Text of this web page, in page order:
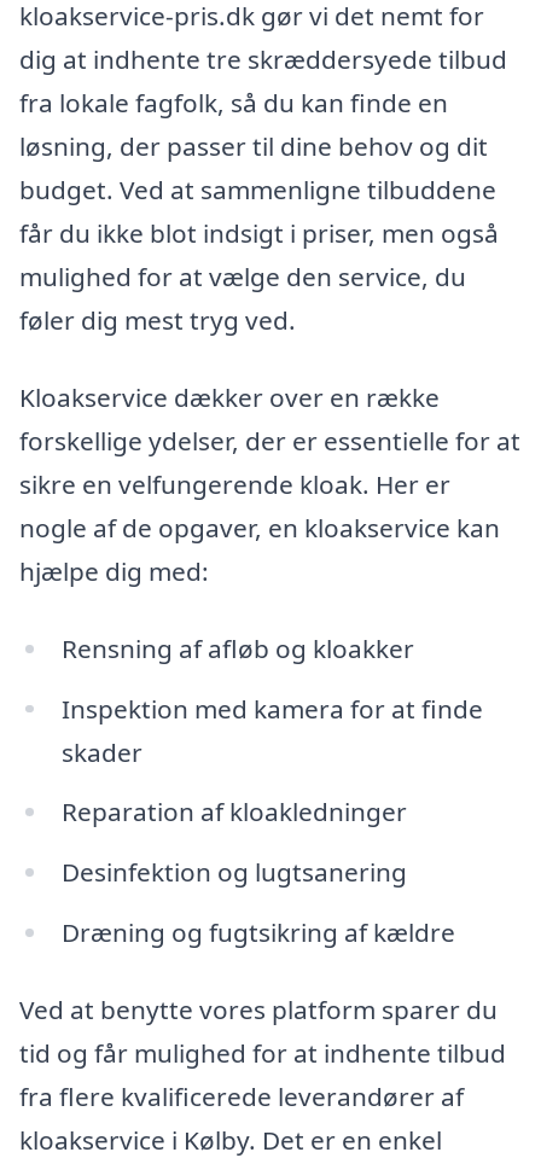
kloakservice-pris.dk gør vi det nemt for
dig at indhente tre skræddersyede tilbud
fra lokale fagfolk, så du kan finde en
løsning, der passer til dine behov og dit
budget. Ved at sammenligne tilbuddene
får du ikke blot indsigt i priser, men også
mulighed for at vælge den service, du
føler dig mest tryg ved.
Kloakservice dækker over en række
forskellige ydelser, der er essentielle for at
sikre en velfungerende kloak. Her er
nogle af de opgaver, en kloakservice kan
hjælpe dig med:
Rensning af afløb og kloakker
Inspektion med kamera for at finde
skader
Reparation af kloakledninger
Desinfektion og lugtsanering
Dræning og fugtsikring af kældre
Ved at benytte vores platform sparer du
tid og får mulighed for at indhente tilbud
fra flere kvalificerede leverandører af
kloakservice i Kølby. Det er en enkel